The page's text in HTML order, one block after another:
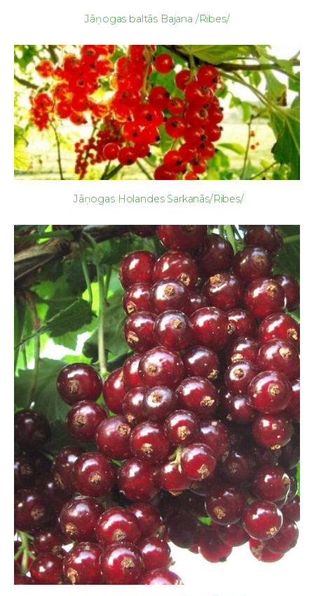
Jāņogas baltās Bajana /Ribes/
Jāņogas Holandes Sarkanās/Ribes/